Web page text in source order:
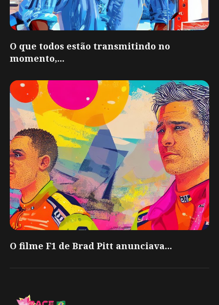
O que todos estão transmitindo no
momento,...
O filme F1 de Brad Pitt anunciava...